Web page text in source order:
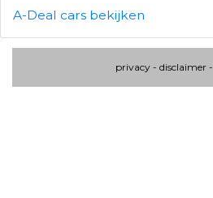
A-Deal cars bekijken
privacy - disclaimer -